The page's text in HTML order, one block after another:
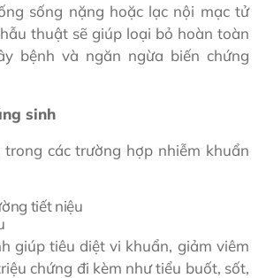
sống nặng hoặc lạc nội mạc tử
thuật sẽ giúp loại bỏ hoàn toàn
bệnh và ngăn ngừa biến chứng
sinh
các trường hợp nhiễm khuẩn
tiết niệu
giúp tiêu diệt vi khuẩn, giảm viêm
chứng đi kèm như tiểu buốt, sốt,